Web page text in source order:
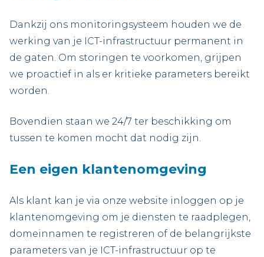
Dankzij ons monitoringsysteem houden we de
werking van je ICT-infrastructuur permanent in
de gaten. Om storingen te voorkomen, grijpen
we proactief in als er kritieke parameters bereikt
worden.
Bovendien staan we 24/7 ter beschikking om
tussen te komen mocht dat nodig zijn.
Een eigen klantenomgeving
Als klant kan je via onze website inloggen op je
klantenomgeving om je diensten te raadplegen,
domeinnamen te registreren of de belangrijkste
parameters van je ICT-infrastructuur op te